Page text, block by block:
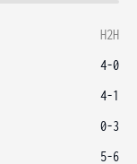
H2H
4-0
4-1
0-3
5-6